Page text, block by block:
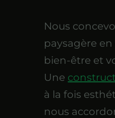
Nous
paysagère
bien-être et
Une
à la fois
nous